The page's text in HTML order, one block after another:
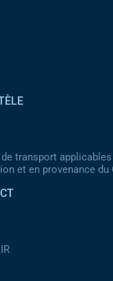
transport
et en provenance du